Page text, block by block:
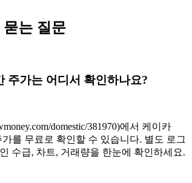
는 질문
주가는 어디서 확인하나요?
domestic/381970)에서 케이카
가를 무료로 확인할 수 있습니다. 별도 로그
수급, 차트, 거래량을 한눈에 확인하세요.